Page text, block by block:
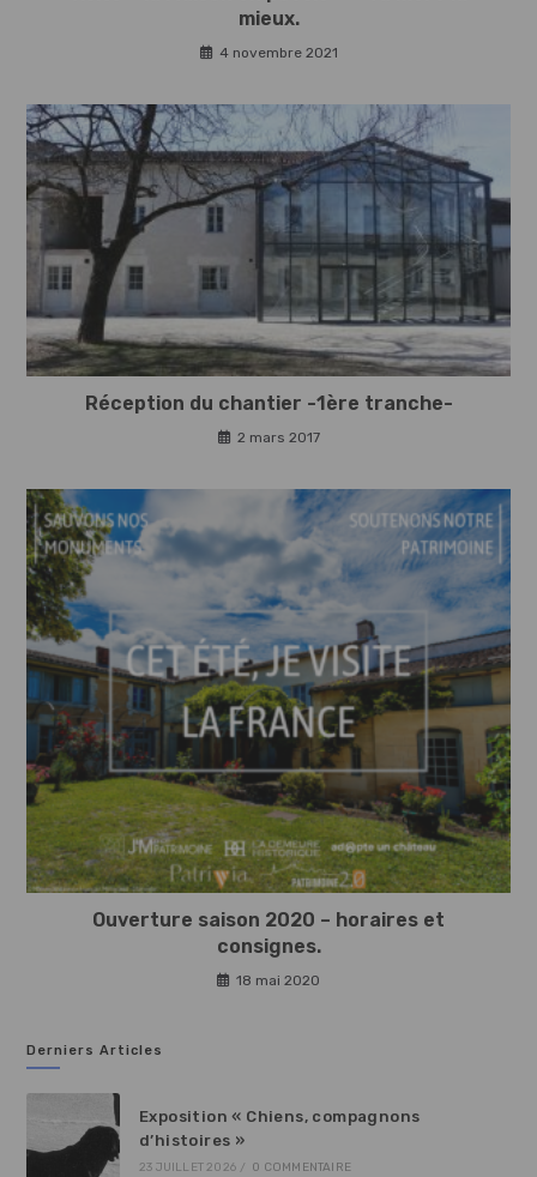
mieux.
4 novembre 2021
Réception du chantier -1ère tranche-
2 mars 2017
Ouverture saison 2020 – horaires et
consignes.
18 mai 2020
Derniers Articles
Exposition « Chiens, compagnons
d’histoires »
23 JUILLET 2026 / 0 COMMENTAIRE